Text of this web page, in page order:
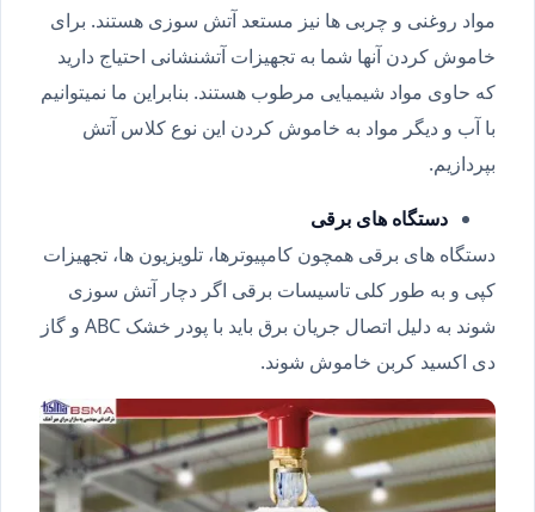
مواد روغنی و چربی ها نیز مستعد آتش سوزی هستند. برای
خاموش کردن آنها شما به تجهیزات آتشنشانی احتیاج دارید
که حاوی مواد شیمیایی مرطوب هستند. بنابراین ما نمیتوانیم
با آب و دیگر مواد به خاموش کردن این نوع کلاس آتش
بپردازیم.
دستگاه های برقی
دستگاه های برقی همچون کامپیوترها، تلویزیون ها، تجهیزات
کپی و به طور کلی تاسیسات برقی اگر دچار آتش سوزی
شوند به دلیل اتصال جریان برق باید با پودر خشک ABC و گاز
دی اکسید کربن خاموش شوند.